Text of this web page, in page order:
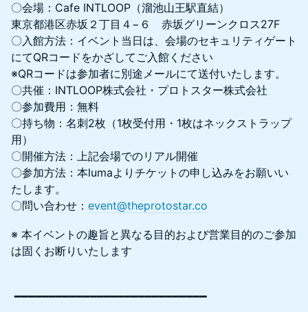
〇会場：Cafe INTLOOP（溜池山王駅直結）
東京都港区赤坂２丁目４−６ 赤坂グリーンクロス27F
〇入館方法：イベント当日は、会場のセキュリティゲート
にてQRコードをかざしてご入館ください
※QRコードは参加者に別途メールにて送付いたします。
〇共催：INTLOOP株式会社・プロトスター株式会社
〇参加費用：無料
〇持ち物：名刺2枚（1枚受付用・1枚はネックストラップ
用）
〇開催方法：上記会場でのリアル開催
〇参加方法：本lumaよりチケットの申し込みをお願いい
たします。
〇問い合わせ： event@theprotostar.co
※ 本イベントの趣旨と異なる目的および営業目的のご参加
は固くお断りいたします
━━━━━━━━━━━━━━━━━━━━━━━━━━━━